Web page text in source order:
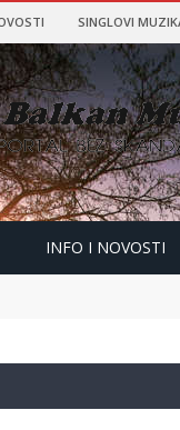
SINGLOVI
INFO I NOVOSTI